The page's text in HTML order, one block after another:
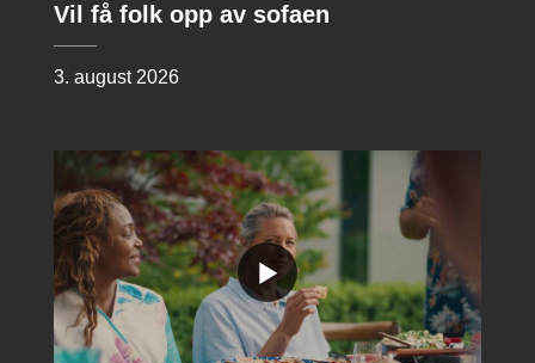
Vil få folk opp av sofaen
3. august 2026